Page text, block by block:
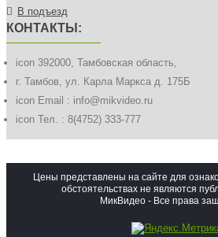
В подъезд
КОНТАКТЫ:
icon 392000, Тамбовская область,
г. Тамбов, ул. Карла Маркса д. 175Б
icon Email : info@mikvideo.ru
icon Тел. : 8(4752) 333-777
Цены представлены на сайте для
обстоятельствах не являются
МикВидео - Все права